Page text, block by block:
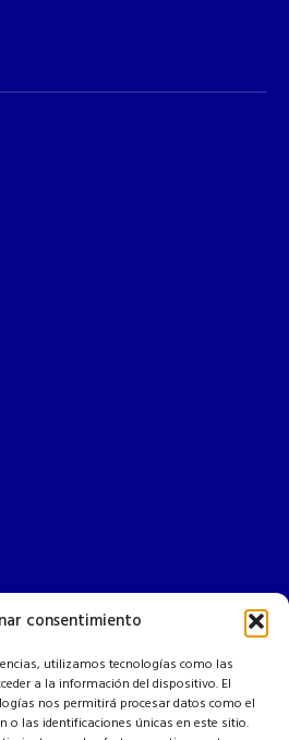
consentimiento
utilizamos tecnologías como las
a la información del dispositivo. El
nos permitirá procesar datos como el
o las identificaciones únicas en este sitio.
hacemos realidad tu
y acompañándote en cada paso. ¡Tu